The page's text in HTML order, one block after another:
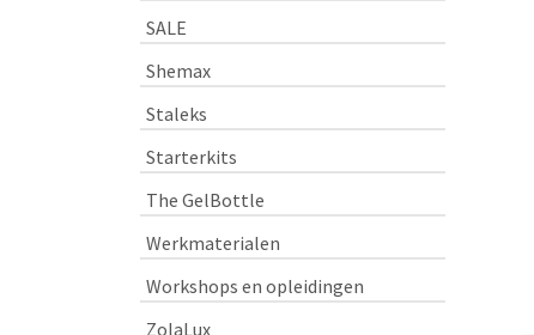
SALE
Shemax
Staleks
Starterkits
The GelBottle
Werkmaterialen
Workshops en opleidingen
ZolaLux